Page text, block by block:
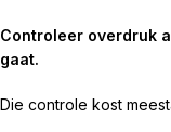
Controleer overdruk
gaat.
Die controle kost